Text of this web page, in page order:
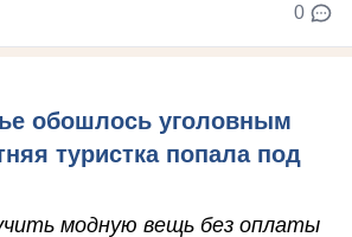
0
обошлось уголовным
туристка попала под
модную вещь без оплаты